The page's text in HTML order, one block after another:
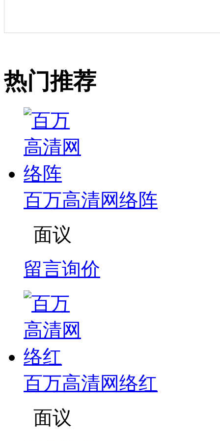
热门推荐
百万高清网络阵
面议
留言询价
百万高清网络红
面议